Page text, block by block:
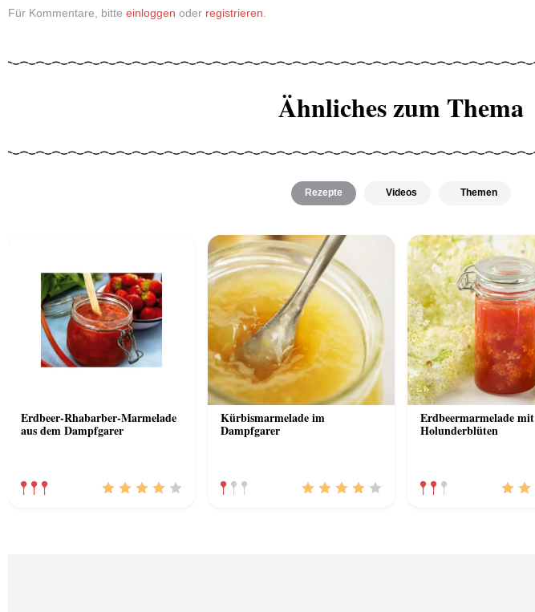
Für Kommentare, bitte einloggen oder registrieren
Ähnliches zum Thema
Rezepte Videos Themen
Erdbeer-Rhabarber-Marmelade
aus dem Dampfgarer
Kürbismarmelade im
Dampfgarer
Erdbeermarmelade mit
Holunderblüten